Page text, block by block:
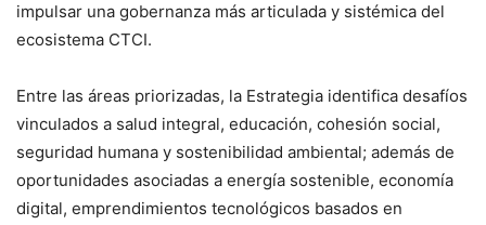
impulsar una gobernanza más articulada y sistémica del
ecosistema CTCI.
Entre las áreas priorizadas, la Estrategia identifica desafíos
vinculados a salud integral, educación, cohesión social,
seguridad humana y sostenibilidad ambiental; además de
oportunidades asociadas a energía sostenible, economía
digital, emprendimientos tecnológicos basados en